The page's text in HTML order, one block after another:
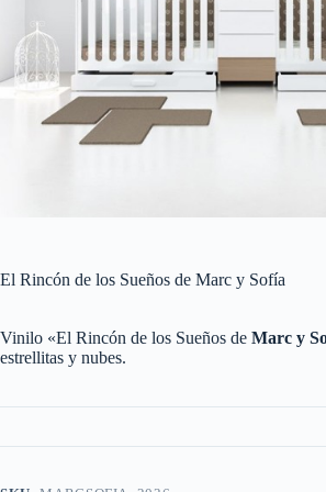
El Rincón de los Sueños de Marc y Sofía
Vinilo «El Rincón de los Sueños de Marc y
estrellitas y nubes.